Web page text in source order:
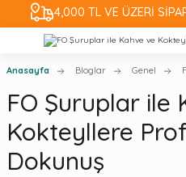
4,000 TL VE ÜZERİ
Anasayfa Bloglar Genel
FO Şuruplar ile
Kokteyllere
Dokunuş